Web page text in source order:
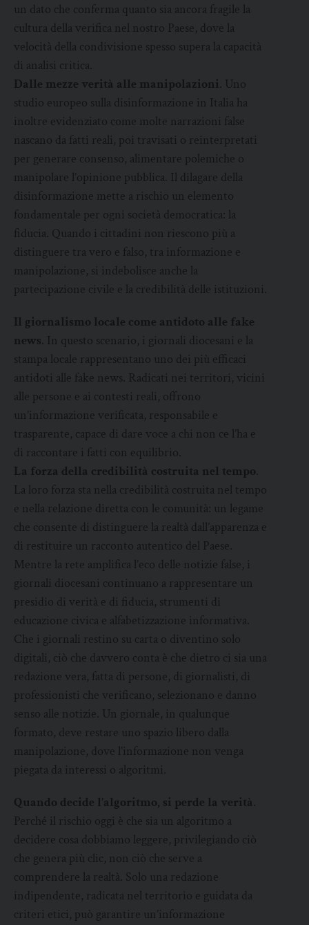
un dato che conferma quanto sia ancora fragile la
cultura della verifica nel nostro Paese, dove la
velocità della condivisione spesso supera la capacità
di analisi critica.
Dalle mezze verità alle manipolazioni . Uno
studio europeo sulla disinformazione in Italia ha
inoltre evidenziato come molte narrazioni false
nascano da fatti reali, poi travisati o reinterpretati
per generare consenso, alimentare polemiche o
manipolare l’opinione pubblica. Il dilagare della
disinformazione mette a rischio un elemento
fondamentale per ogni società democratica: la
fiducia. Quando i cittadini non riescono più a
distinguere tra vero e falso, tra informazione e
manipolazione, si indebolisce anche la
partecipazione civile e la credibilità delle istituzioni.
Il giornalismo locale come antidoto alle fake
news . In questo scenario, i giornali diocesani e la
stampa locale rappresentano uno dei più efficaci
antidoti alle fake news. Radicati nei territori, vicini
alle persone e ai contesti reali, offrono
un’informazione verificata, responsabile e
trasparente, capace di dare voce a chi non ce l’ha e
di raccontare i fatti con equilibrio.
La forza della credibilità costruita nel tempo
La loro forza sta nella credibilità costruita nel tempo
e nella relazione diretta con le comunità: un legame
che consente di distinguere la realtà dall’apparenza e
di restituire un racconto autentico del Paese.
Mentre la rete amplifica l’eco delle notizie false, i
giornali diocesani continuano a rappresentare un
presidio di verità e di fiducia, strumenti di
educazione civica e alfabetizzazione informativa.
Che i giornali restino su carta o diventino solo
digitali, ciò che davvero conta è che dietro ci sia una
redazione vera, fatta di persone, di giornalisti, di
professionisti che verificano, selezionano e danno
senso alle notizie. Un giornale, in qualunque
formato, deve restare uno spazio libero dalla
manipolazione, dove l’informazione non venga
piegata da interessi o algoritmi.
Quando decide l’algoritmo, si perde la verità
Perché il rischio oggi è che sia un algoritmo a
decidere cosa dobbiamo leggere, privilegiando ciò
che genera più clic, non ciò che serve a
comprendere la realtà. Solo una redazione
indipendente, radicata nel territorio e guidata da
criteri etici, può garantire un’informazione